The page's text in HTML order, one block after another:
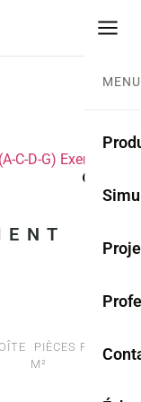
MENU
PIÈCES PAR
M²